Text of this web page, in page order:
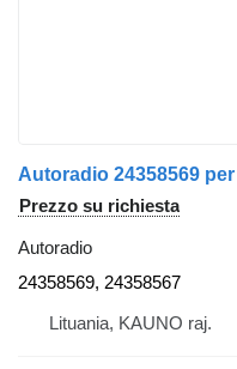
Autoradio 24358569
Prezzo su richiesta
Autoradio
24358569, 24358567
Lituania, KAUNO raj.